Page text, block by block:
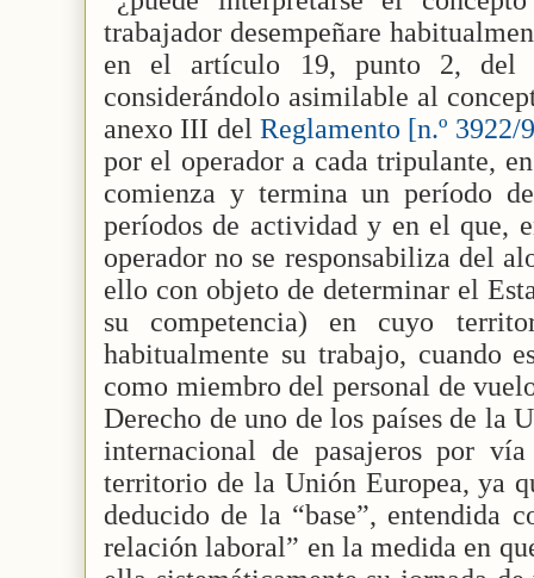
trabajador desempeñare
en el artículo 19, punto 2, del
considerándolo asimilable al
anexo III del Reglamento [n.º 3922/
por el operador a cada tripulante,
comienza y termina un período
períodos de actividad y en el que,
operador no se responsabiliza del
ello con objeto de determinar el
su competencia) en cuyo
habitualmente su trabajo, cuando
como miembro del personal de
Derecho de uno de los países de la
internacional de pasajeros por
territorio de la Unión Europea, ya
deducido de la “base”, entendida
relación laboral” en la medida en